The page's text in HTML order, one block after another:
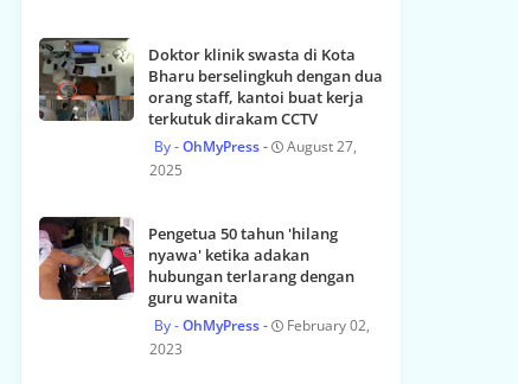
Doktor klinik swasta di Kota
Bharu berselingkuh dengan dua
orang staff, kantoi buat kerja
terkutuk dirakam CCTV
OhMyPress
August 27,
2025
Pengetua 50 tahun 'hilang
nyawa' ketika adakan
hubungan terlarang dengan
guru wanita
OhMyPress
February 02,
2023